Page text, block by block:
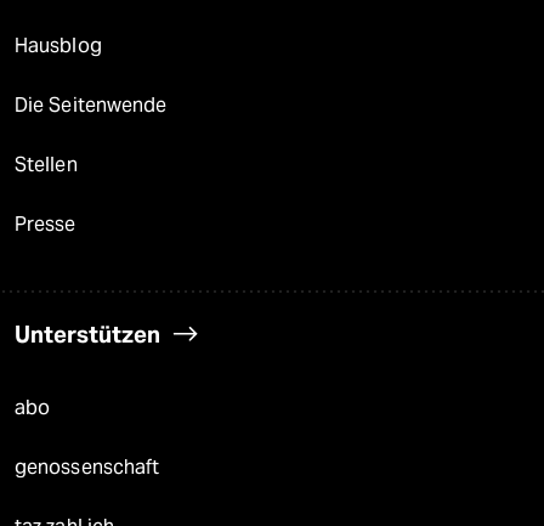
Hausblog
Die Seitenwende
Stellen
Presse
Unterstützen
abo
genossenschaft